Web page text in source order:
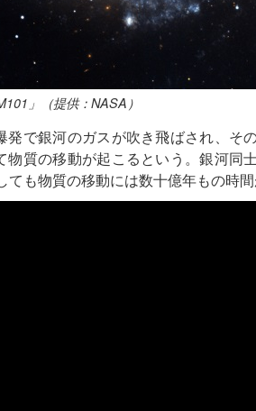
」（提供：NASA）
で銀河のガスが吹き飛ばされ、そ
質の移動が起こるという。銀河同
も物質の移動には数十億年もの時間